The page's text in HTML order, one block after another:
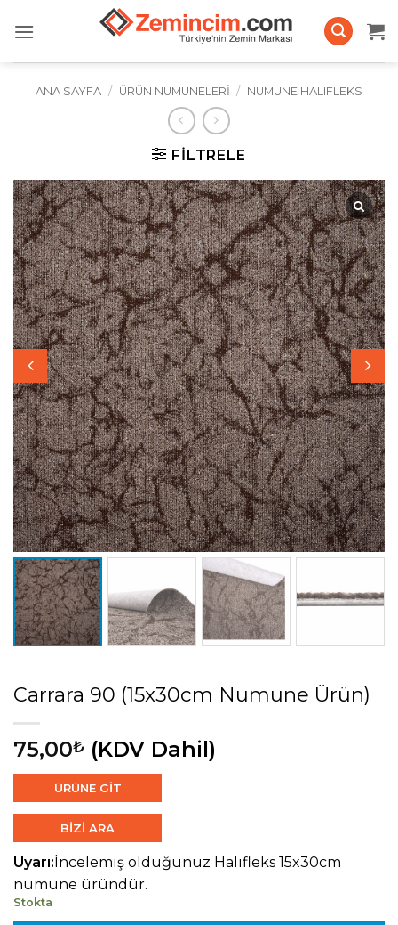
atla
ANA SAYFA / ÜRÜN NUMUNELERI / NUMUNE HALIFLEKS
FILTRELE
Carrara 90 (15x30cm Numune Ürün)
75,00₺ (KDV Dahil)
ÜRÜNE GİT
BİZİ ARA
Uyarı:İncelemiş olduğunuz Halıfleks 15x30cm
numune üründür.
Stokta